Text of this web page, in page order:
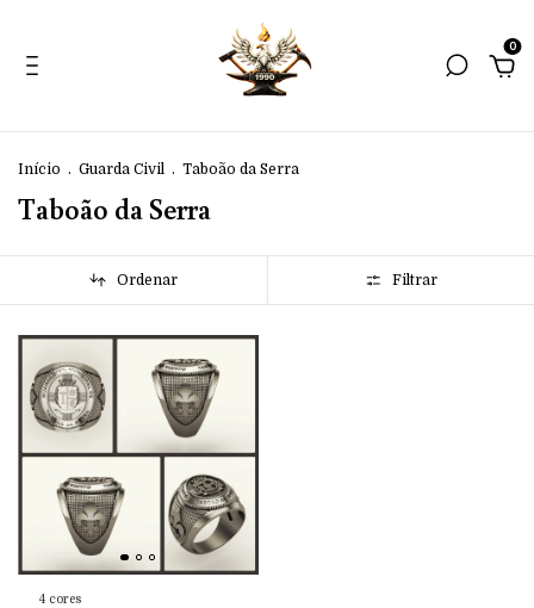
0
Início . Guarda Civil . Taboão da Serra
Taboão da Serra
Ordenar Filtrar
4 cores